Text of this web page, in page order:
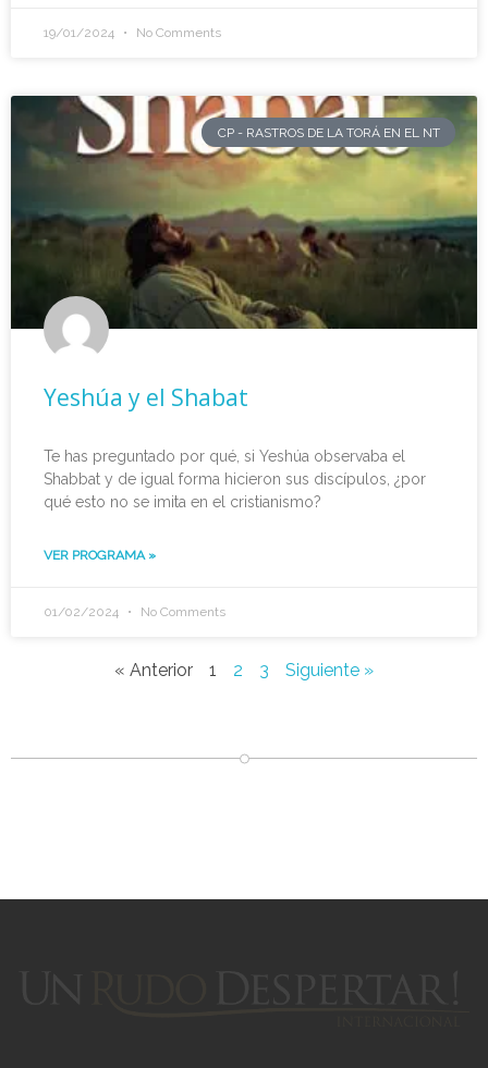
19/01/2024 No Comments
CP - RASTROS DE LA TORÁ EN EL NT
Yeshúa y el Shabat
Te has preguntado por qué, si Yeshúa observaba el
Shabbat y de igual forma hicieron sus discípulos, ¿por
qué esto no se imita en el cristianismo?
VER PROGRAMA »
01/02/2024 No Comments
« Anterior 1 2 3 Siguiente »